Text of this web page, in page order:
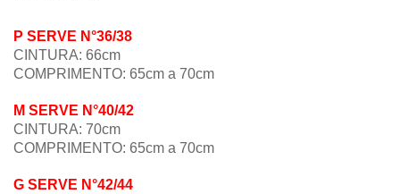
P SERVE N°36/38
CINTURA: 66cm
COMPRIMENTO: 65cm a 70cm
M SERVE N°40/42
CINTURA: 70cm
COMPRIMENTO: 65cm a 70cm
G SERVE N°42/44